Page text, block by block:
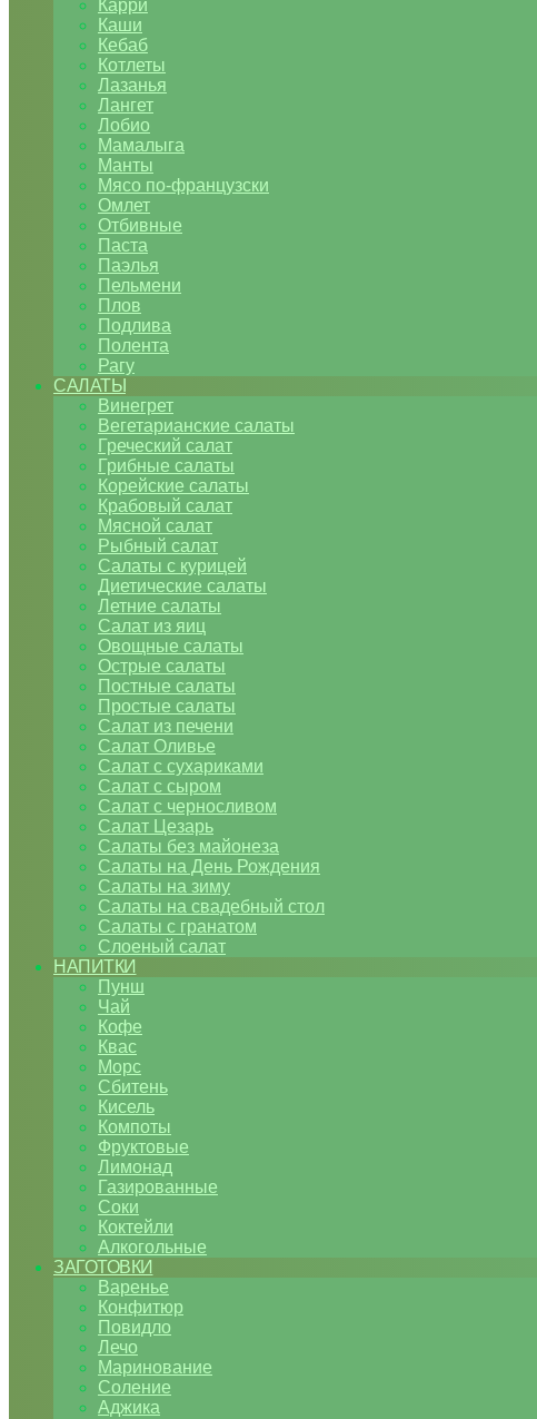
Карри
Каши
Кебаб
Котлеты
Лазанья
Лангет
Лобио
Мамалыга
Манты
Мясо по-французски
Омлет
Отбивные
Паста
Паэлья
Пельмени
Плов
Подлива
Полента
Рагу
САЛАТЫ
Винегрет
Вегетарианские салаты
Греческий салат
Грибные салаты
Корейские салаты
Крабовый салат
Мясной салат
Рыбный салат
Салаты с курицей
Диетические салаты
Летние салаты
Салат из яиц
Овощные салаты
Острые салаты
Постные салаты
Простые салаты
Салат из печени
Салат Оливье
Салат с сухариками
Салат с сыром
Салат с черносливом
Салат Цезарь
Салаты без майонеза
Салаты на День Рождения
Салаты на зиму
Салаты на свадебный стол
Салаты с гранатом
Слоеный салат
НАПИТКИ
Пунш
Чай
Кофе
Квас
Морс
Сбитень
Кисель
Компоты
Фруктовые
Лимонад
Газированные
Соки
Коктейли
Алкогольные
ЗАГОТОВКИ
Варенье
Конфитюр
Повидло
Лечо
Маринование
Соление
Аджика